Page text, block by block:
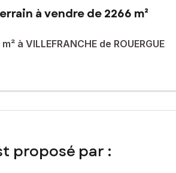
à vendre de 2266 m²
à VILLEFRANCHE de ROUERGUE
de GARRIALS à Villefranche-de-
un environnement calme et paisible
opportunité pour réaliser un
auxquels ce bien est exposé sont
proposé par :